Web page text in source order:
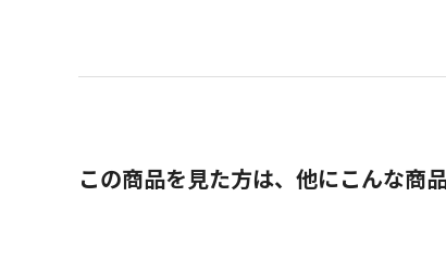
この商品を見た方は、他にこんな商